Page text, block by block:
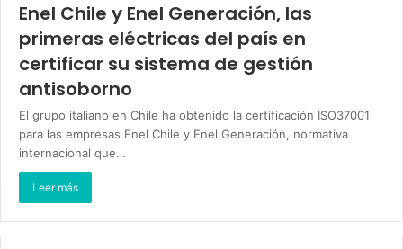
Enel Chile y Enel Generación, las
primeras eléctricas del país en
certificar su sistema de gestión
antisoborno
El grupo italiano en Chile ha obtenido la certificación ISO37001
para las empresas Enel Chile y Enel Generación, normativa
internacional que…
Leer más